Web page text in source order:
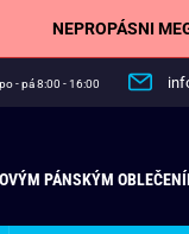
NEPROPÁSNI
po - pá 8:00 - 16:00
PÁNSKÝM